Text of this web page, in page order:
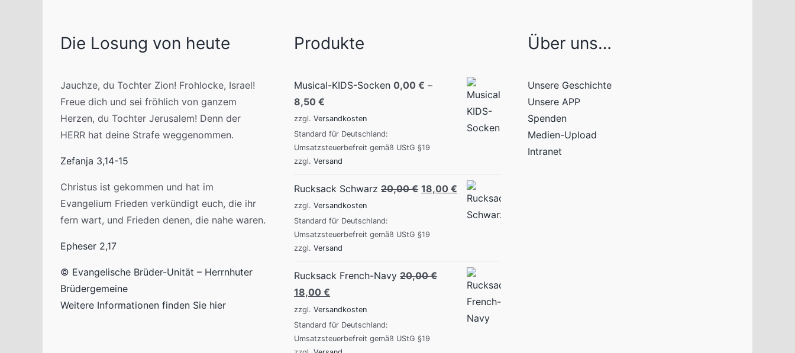
Die Losung von heute
Jauchze, du Tochter Zion! Frohlocke, Israel!
Freue dich und sei fröhlich von ganzem
Herzen, du Tochter Jerusalem! Denn der
HERR hat deine Strafe weggenommen.
Zefanja 3,14-15
Christus ist gekommen und hat im
Evangelium Frieden verkündigt euch, die ihr
fern wart, und Frieden denen, die nahe waren.
Epheser 2,17
© Evangelische Brüder-Unität – Herrnhuter
Brüdergemeine
Weitere Informationen finden Sie hier
Produkte
Musical-KIDS-Socken 0,00€ –
8,50€
zzgl.Versandkosten
Standard für Deutschland:
Umsatzsteuerbefreit gemäß UStG §19
zzgl.Versand
Rucksack Schwarz 20,00€ Original
20,00 €.
18,00€ Current
price
zzgl.Versandkosten
Standard für Deutschland:
Umsatzsteuerbefreit gemäß UStG §19
zzgl.Versand
Rucksack French-Navy 20,00€
Original
price
was:
20,00 €.
18,00€
price
is:
18,00 €.
zzgl.Versandkosten
Standard für Deutschland:
Umsatzsteuerbefreit gemäß UStG §19
Über uns…
Unsere Geschichte
Unsere APP
Spenden
Medien-Upload
Intranet